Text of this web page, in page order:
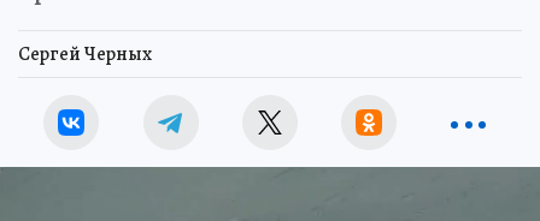
Сергей Черных